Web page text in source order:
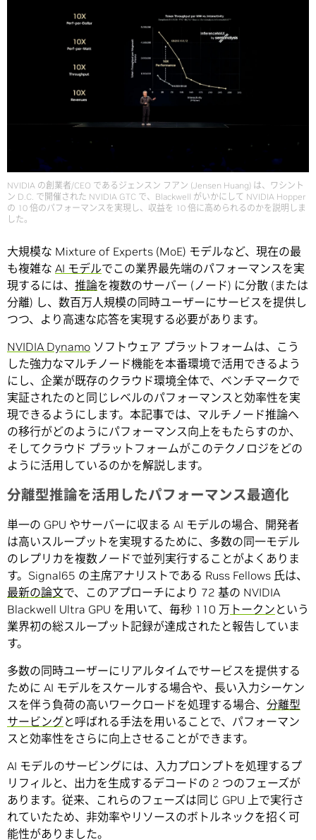
NVIDIA の創業者/CEO であるジェンスン フアン (Jensen Huang) は、ワシント
ン D.C. で開催された NVIDIA GTC で、Blackwell がいかにして NVIDIA Hopper
の 10 倍のパフォーマンスを実現し、収益を 10 倍に高められるのかを説明しま
した。
大規模な Mixture of Experts (MoE) モデルなど、現在の最
も複雑な AI モデルでこの業界最先端のパフォーマンスを実
現するには、 推論を複数のサーバー (ノード) に分散 (または
分離) し、数百万人規模の同時ユーザーにサービスを提供し
つつ、より高速な応答を実現する必要があります。
NVIDIA Dynamo ソフトウェア プラットフォームは、こう
した強力なマルチノード機能を本番環境で活用できるよう
にし、企業が既存のクラウド環境全体で、ベンチマークで
実証されたのと同じレベルのパフォーマンスと効率性を実
現できるようにします。本記事では、マルチノード推論へ
の移行がどのようにパフォーマンス向上をもたらすのか、
そしてクラウド プラットフォームがこのテクノロジをどの
ように活用しているのかを解説します。
分離型推論を活用したパフォーマンス最適化
単一の GPU やサーバーに収まる AI モデルの場合、開発者
は高いスループットを実現するために、多数の同一モデル
のレプリカを複数ノードで並列実行することがよくありま
す。Signal65 の主席アナリストである Russ Fellows 氏は、
最新の論文で、このアプローチにより 72 基の NVIDIA
Blackwell Ultra GPU を用いて、毎秒 110 万 トークン という
業界初の総スループット記録が達成されたと報告していま
す。
多数の同時ユーザーにリアルタイムでサービスを提供する
ために AI モデルをスケールする場合や、長い入力シーケン
スを伴う負荷の高いワークロードを処理する場合、 分離型
サービング と呼ばれる手法を用いることで、パフォーマン
スと効率性をさらに向上させることができます。
AI モデルのサービングには、入力プロンプトを処理するプ
リフィルと、出力を生成するデコードの 2 つのフェーズが
あります。従来、これらのフェーズは同じ GPU 上で実行さ
れていたため、非効率やリソースのボトルネックを招く可
能性がありました。